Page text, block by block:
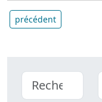
précédent